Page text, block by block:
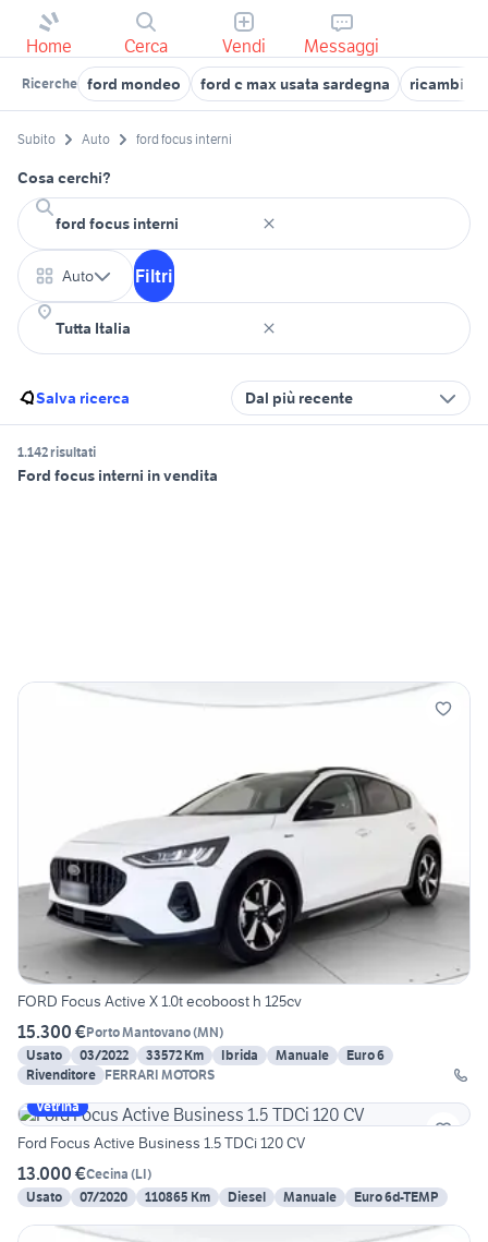
Home Cerca Vendi Messaggi
Ricerche ford mondeo ford c max usata sardegna ricambi
Subito Auto ford focus interni
Cosa cerchi?
Auto Filtri
Salva ricerca Dal più recente
1.142 risultati
Ford focus interni in vendita
FORD Focus Active X 1.0t ecoboost h 125cv
15.300 €Porto Mantovano(MN)
Usato
03/2022 33572 Km Ibrida Manuale
Euro 6
Rivenditore FERRARI MOTORS
Vetrina
Ford Focus Active Business 1.5 TDCi 120 CV
13.000 €Cecina (LI)
Usato
07/2020 110865 Km Diesel Manuale Euro 6d-TEMP